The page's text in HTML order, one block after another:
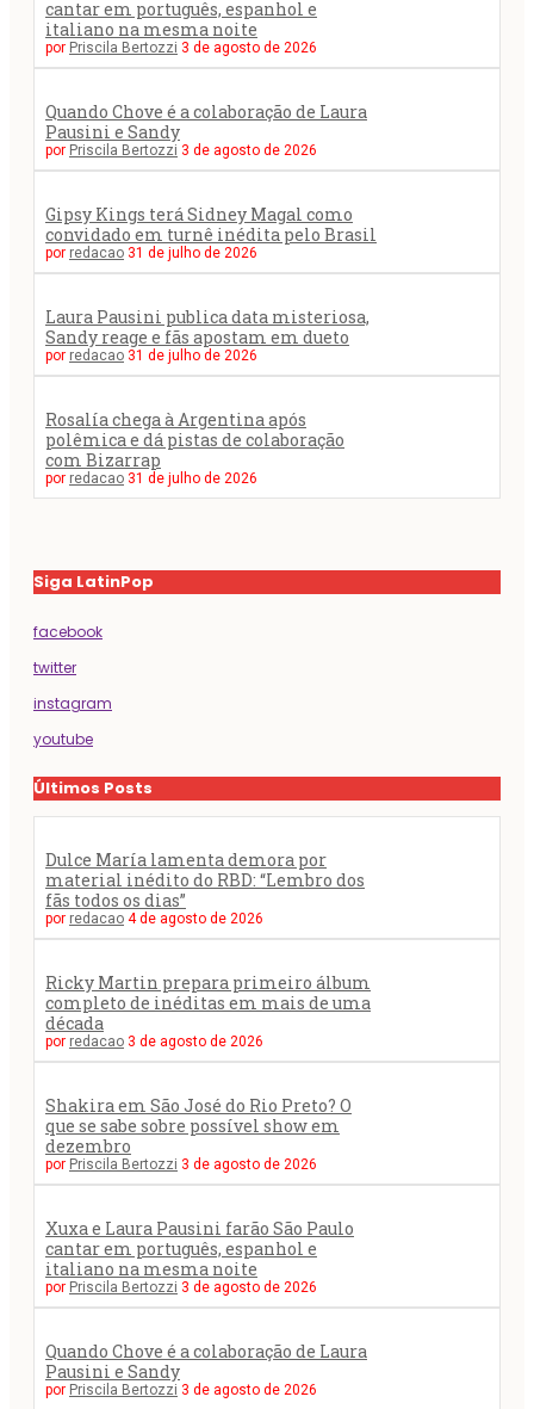
cantar em português, espanhol e
italiano na mesma noite
por Priscila Bertozzi 3 de agosto de 2026
Quando Chove é a colaboração de Laura
Pausini e Sandy
por Priscila Bertozzi 3 de agosto de 2026
Gipsy Kings terá Sidney Magal como
convidado em turnê inédita pelo Brasil
por redacao 31 de julho de 2026
Laura Pausini publica data misteriosa,
Sandy reage e fãs apostam em dueto
por redacao 31 de julho de 2026
Rosalía chega à Argentina após
polêmica e dá pistas de colaboração
com Bizarrap
por redacao 31 de julho de 2026
Siga LatinPop
facebook
twitter
instagram
youtube
Últimos Posts
Dulce María lamenta demora por
material inédito do RBD: “Lembro dos
fãs todos os dias”
por redacao 4 de agosto de 2026
Ricky Martin prepara primeiro álbum
completo de inéditas em mais de uma
década
por redacao 3 de agosto de 2026
Shakira em São José do Rio Preto? O
que se sabe sobre possível show em
dezembro
por Priscila Bertozzi 3 de agosto de 2026
Xuxa e Laura Pausini farão São Paulo
cantar em português, espanhol e
italiano na mesma noite
por Priscila Bertozzi 3 de agosto de 2026
Quando Chove é a colaboração de Laura
Pausini e Sandy
por Priscila Bertozzi 3 de agosto de 2026